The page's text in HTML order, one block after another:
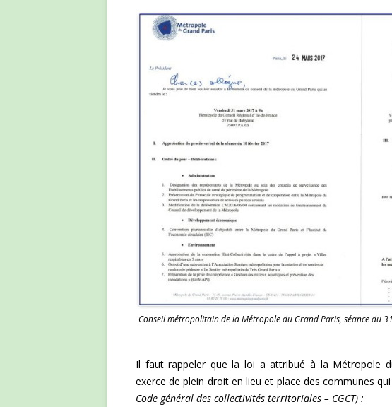
Conseil métropolitain de la Métropole du Grand Paris, séance du
Il faut rappeler que la loi a attribué à la Métropole
exerce de plein droit en lieu et place des communes
Code général des collectivités territoriales – CGCT) :